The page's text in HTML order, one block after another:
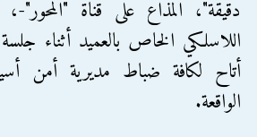
دقيقة"، المُذاع على قناة
اللاسلكي الخاص بالعميد أثناء
أتاح لكافة ضباط مديرية أمن
الواقعة.